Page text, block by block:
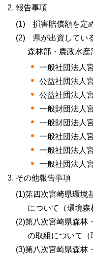
報告事項
(1)
損害賠償額を定
(2)
県が出資してい
森林部・農政水産
一般社団法人
公益社団法人
公益社団法人
一般財団法人
一般財団法人
一般社団法人
一般社団法人
一般社団法人
その他報告事項
(1)第四次宮崎県環境
について（環境森
(2)第八次宮崎県森林
の取組について（
(3)第八次宮崎県森林